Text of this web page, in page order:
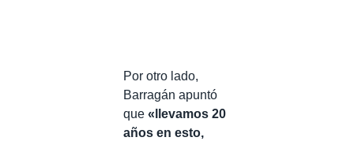
Por otro lado,
Barragán apuntó
que «llevamos 20
años en esto,